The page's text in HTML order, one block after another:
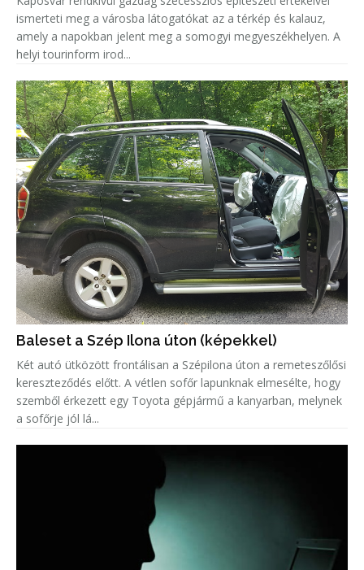
ismerteti meg a városba látogatókat az a térkép és kalauz,
amely a napokban jelent meg a somogyi megyeszékhelyen. A
helyi tourinform irod...
Baleset a Szép Ilona úton (képekkel)
Két autó ütközött frontálisan a Szépilona úton a remeteszőlősi
kereszteződés előtt. A vétlen sofőr lapunknak elmesélte, hogy
szemből érkezett egy Toyota gépjármű a kanyarban, melynek
a sofőrje jól lá...